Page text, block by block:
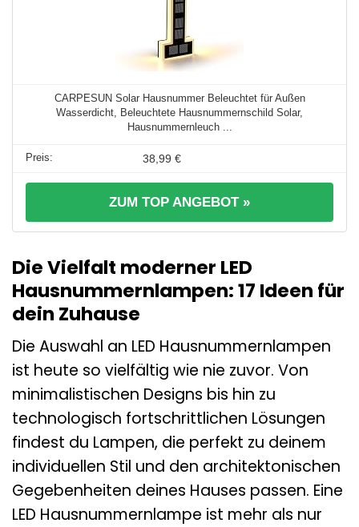
CARPESUN Solar Hausnummer Beleuchtet für Außen
Wasserdicht, Beleuchtete Hausnummernschild Solar,
Hausnummernleuch ...
38,99 €
ZUM TOP ANGEBOT »
Die Vielfalt moderner LED
Hausnummernlampen: 17 Ideen für
dein Zuhause
Die Auswahl an LED Hausnummernlampen
ist heute so vielfältig wie nie zuvor. Von
minimalistischen Designs bis hin zu
technologisch fortschrittlichen Lösungen
findest du Lampen, die perfekt zu deinem
individuellen Stil und den architektonischen
Gegebenheiten deines Hauses passen. Eine
LED Hausnummernlampe ist mehr als nur